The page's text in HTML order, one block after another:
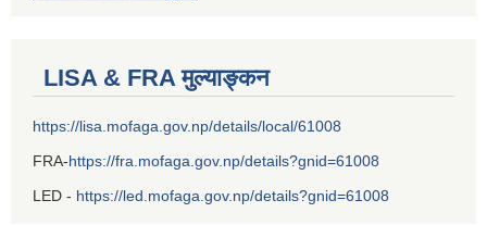
LISA & FRA मुल्याङ्कन
https://lisa.mofaga.gov.np/details/local/61008
FRA-https://fra.mofaga.gov.np/details?gnid=61008
LED - https://led.mofaga.gov.np/details?gnid=61008